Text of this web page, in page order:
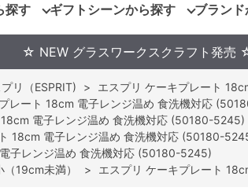
探す ギフトシーンから探す ブラン
☆ NEW グラスワークスクラフト発売
リ（ESPRIT) >
エスプリ ケーキプレート
レート 18cm 電子レンジ温め 食洗機対応
電子レンジ温め 食洗機対応 (50180-5245)
18cm 電子レンジ温め 食洗機対応 (50180-
子レンジ温め 食洗機対応 (50180-5245)
（19cm未満） > エスプリ ケーキプレート